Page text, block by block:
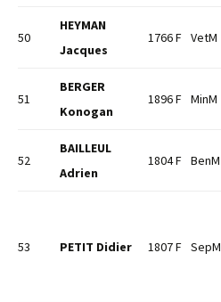
50
HEYMAN
Jacques
1766 F VetM
51
BERGER
Konogan
1896 F MinM
52
BAILLEUL
Adrien
1804 F BenM
53 PETIT Didier 1807 F SepM